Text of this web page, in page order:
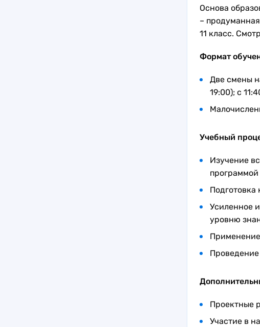
Основа
–
11 класс.
Формат
Две смены
19:00); с
Учебный
Изучение
Подготовка
Усиленное
уровню
Проведение
Проектные
Участие в